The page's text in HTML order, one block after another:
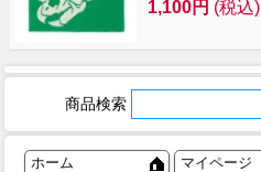
1,100円 (税込)
商品検索
ホーム マイページ